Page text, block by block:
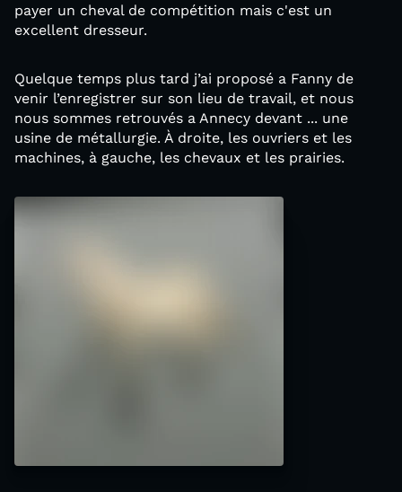
payer un cheval de compétition mais c'est un
excellent dresseur.
Quelque temps plus tard j’ai proposé a Fanny de
venir l’enregistrer sur son lieu de travail, et nous
nous sommes retrouvés a Annecy devant ... une
usine de métallurgie. À droite, les ouvriers et les
machines, à gauche, les chevaux et les prairies.